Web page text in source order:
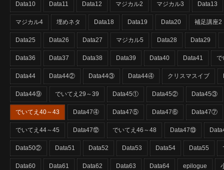
Data10 Data11 Data12 マジカル2 マジカル3 Data13
マジカル4 埋めネタ Data18 Data19 Data20 補足講座2
Data25 Data26 Data27 マジカル5 Data28 Data29
Data36 Data37 Data38 Data39 Data40 Data41
Data44 Data44② Data44③ Data44④ クリスマスイブ
Data44⑨ でいてえ29～39 Data45① Data45② Data45③
でいてえ40～43 Data47④ Data47⑤ Data47⑥ Data47⑦
でいてえ44～45 Data47⑫ でいてえ46～48 Data47⑬
Data50② Data51 Data52 Data53 Data54 Data55
Data60 Data61 Data62 Data63 Data64 epilogue